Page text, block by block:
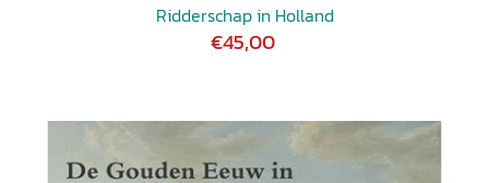
Ridderschap in Holland
€45,00